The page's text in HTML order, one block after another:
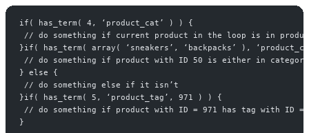
if( has_term( 4, ‘product_cat’ ) ) {
// do something if current product in the loop is in
}if( has_term( array( ‘sneakers’, ‘backpacks’ ),
// do something if product with ID 50 is either in category
} else {
// do something else if it isn’t
}if( has_term( 5, ‘product_tag’, 971 ) ) {
// do something if product with ID = 971 has tag with ID =
}